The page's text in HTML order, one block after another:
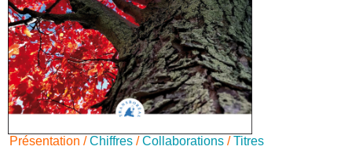
Présentation /Chiffres /Collaborations /Titres